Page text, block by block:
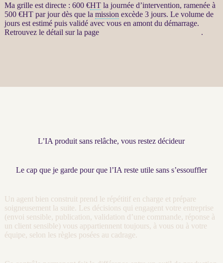
Ma grille est directe : 600 €HTla journée d’intervention, ramenée à
500 €HTpar jour dès que la mission excède 3 jours. Le volume de
jours est estimé puis validé avec vous en amont du démarrage.
Retrouvez le détail sur la page
.
L’IA produit sans relâche, vous restez décideur
Le cap que je garde pour que l’IA reste utile sans s’essouffler
Un agent bien construit prend le répétitif en charge et prépare
soigneusement la suite. Les décisions qui engagent votre entreprise
(envoi sensible, publication, validation d’une commande, réponse à
un client sensible) vous appartiennent toujours, à vous ou à votre
équipe, selon les règles posées au cadrage.